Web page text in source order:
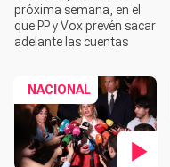
próxima semana, en el
que PP y Vox prevén sacar
adelante las cuentas
NACIONAL